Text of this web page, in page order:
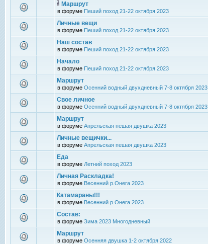
Маршрут
в форуме Пеший поход 21-22 октября 2023
Личные вещи
в форуме Пеший поход 21-22 октября 2023
Наш состав
в форуме Пеший поход 21-22 октября 2023
Начало
в форуме Пеший поход 21-22 октября 2023
Маршрут
в форуме Осенний водный двухдневный 7-8 октября 2023
Свое личное
в форуме Осенний водный двухдневный 7-8 октября 2023
Маршрут
в форуме Апрельская пешая двушка 2023
Личные вещички...
в форуме Апрельская пешая двушка 2023
Еда
в форуме Летний поход 2023
Личная Раскладка!
в форуме Весенний р.Онега 2023
Катамараны!!!
в форуме Весенний р.Онега 2023
Состав:
в форуме Зима 2023 Многодневный
Маршрут
в форуме Осенняя двушка 1-2 октября 2022